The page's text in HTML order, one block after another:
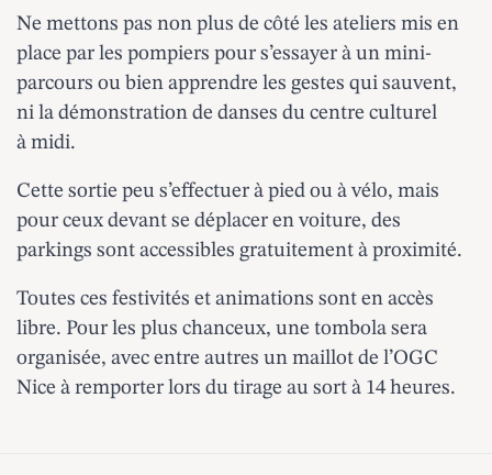
Ne mettons pas non plus de côté les ateliers mis en
place par les pompiers pour s’essayer à un mini-
parcours ou bien apprendre les gestes qui sauvent,
ni la démonstration de danses du centre culturel
à midi.
Cette sortie peu s’effectuer à pied ou à vélo, mais
pour ceux devant se déplacer en voiture, des
parkings sont accessibles gratuitement à proximité.
Toutes ces festivités et animations sont en accès
libre. Pour les plus chanceux, une tombola sera
organisée, avec entre autres un maillot de l’OGC
Nice à remporter lors du tirage au sort à 14 heures.